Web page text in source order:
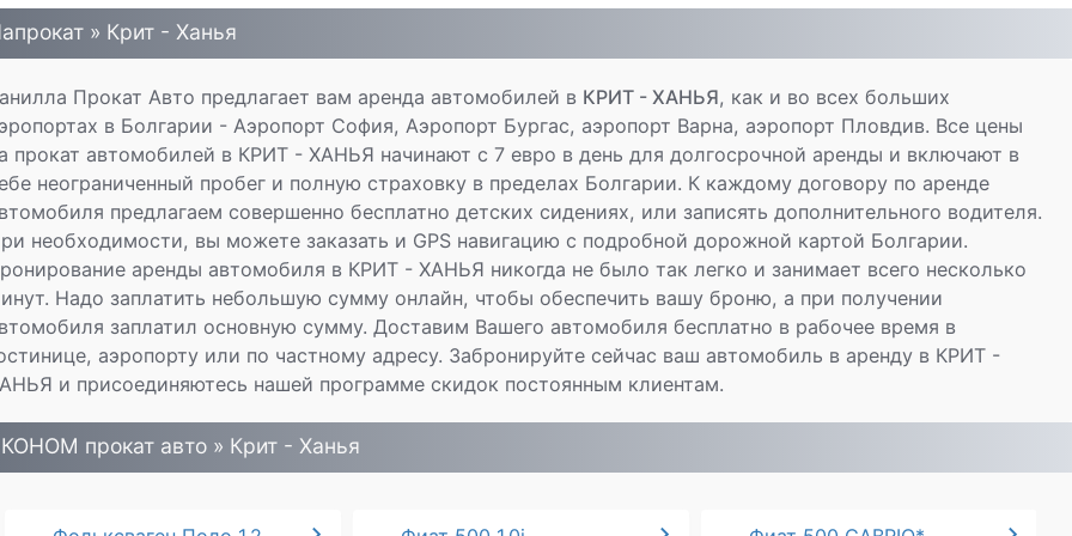
» Крит - Ханья
Прокат Авто предлагает вам аренда автомобилей в КРИТ - ХАНЬЯ, как и во всех больших
в Болгарии - Аэропорт София, Аэропорт Бургас, аэропорт Варна, аэропорт Пловдив. Все цены
прокат автомобилей в КРИТ - ХАНЬЯ начинают с 7 евро в день для долгосрочной аренды и включают в
неограниченный пробег и полную страховку в пределах Болгарии. К каждому договору по аренде
предлагаем совершенно бесплатно детских сидениях, или записять дополнительного водителя.
необходимости, вы можете заказать и GPS навигацию с подробной дорожной картой Болгарии.
аренды автомобиля в КРИТ - ХАНЬЯ никогда не было так легко и занимает всего несколько
Надо заплатить небольшую сумму онлайн, чтобы обеспечить вашу броню, а при получении
заплатил основную сумму. Доставим Вашего автомобиля бесплатно в рабочее время в
аэропорту или по частному адресу. Забронируйте сейчас ваш автомобиль в аренду в КРИТ -
и присоединяютесь нашей программе скидок постоянным клиентам.
прокат авто » Крит - Ханья